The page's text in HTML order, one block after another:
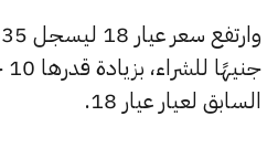
السابق لعيار عيار 18.